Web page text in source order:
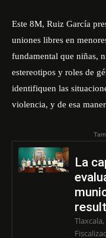
Este 8M, Ruiz García
uniones libres en
fundamental que niñas,
estereotipos y roles de
identifiquen las
violencia, y de esa
La